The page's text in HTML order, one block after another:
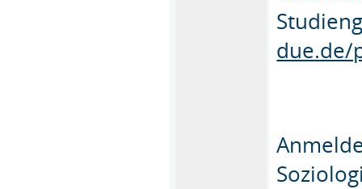
due.de/